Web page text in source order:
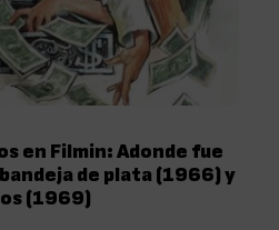
en Filmin: Adonde fue
de plata (1966) y
(1969)